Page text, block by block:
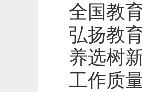
全国教
弘扬教
养选树
工作质